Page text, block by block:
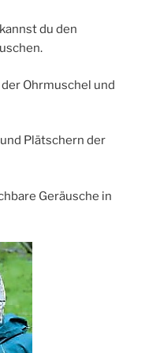
du den
Ohrmuschel und
Plätschern der
Geräusche in